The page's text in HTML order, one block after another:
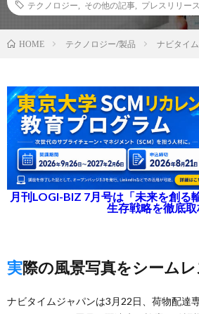
テクノロジー
その他の記事 プレスリリー
HOME テクノロジー/製品 ナビタイ
月刊LOGI-BIZ 7月号は「未来を創る
生存戦略を徹底
実際の風景写真をシーム
ナビタイムジャパンは3月22日、荷物配達